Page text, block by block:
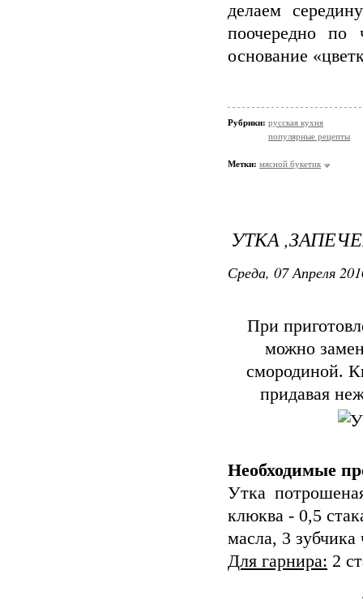
делаем
поочередно по
основание
Рубрики: русская кухня
популярные рецепты
Метки: мясной букетик
УТКА
Среда, 07 Апреля
При
можно
смородиной.
придавая
Необходимые
Утка
клюква - 0,5
масла, 3
Для гарнира: 2